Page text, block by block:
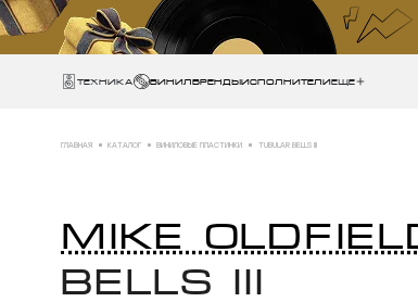
Техника ВИНИЛБРЕНДЫИСПОЛНИТЕЛИЕще
ГЛАВНАЯ КАТАЛОГ ВИНИЛОВЫЕ ПЛАСТИНКИ TUBULAR BELLS III
MIKE
BELLS III